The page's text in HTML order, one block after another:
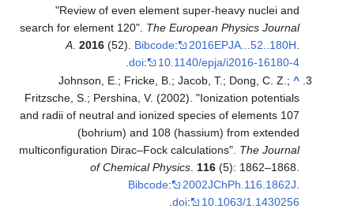
"Review of even element super-heavy nuclei and
search for element 120". The European Physics Journal
A .2016 (52). Bibcode: 2016EPJA...52..180H
doi: 10.1140/epja/i2016-16180-4
.
^
Johnson, E.; Fricke, B.; Jacob, T.; Dong, C. Z.;
Fritzsche, S.; Pershina, V. (2002). "Ionization potentials
and radii of neutral and ionized species of elements 107
(bohrium) and 108 (hassium) from extended
multiconfiguration Dirac–Fock calculations". The Journal
of Chemical Physics 116 (5): 1862–1868.
Bibcode: 2002JChPh.116.1862J
doi: 10.1063/1.1430256
.